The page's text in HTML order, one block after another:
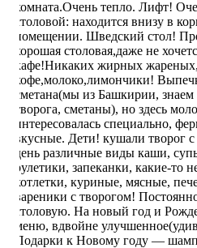
комната.Очень тепло. Лифт!
столовой: находится внизу в
помещении. Шведский стол!
хорошая столовая,даже не
кафе!Никаких жирных
кофе,молоко,лимончики!
сметана(мы из Башкирии,
творога, сметаны), но здесь
интересовалась специально,
вкусные. Дети! кушали творог
день различные виды каши,
рулетики, запеканки, какие-то
котлетки, куриные, мясные,
вареники с творогом!
столовую. На новый год и
меню, вдвойне
Подарки к Новому году —